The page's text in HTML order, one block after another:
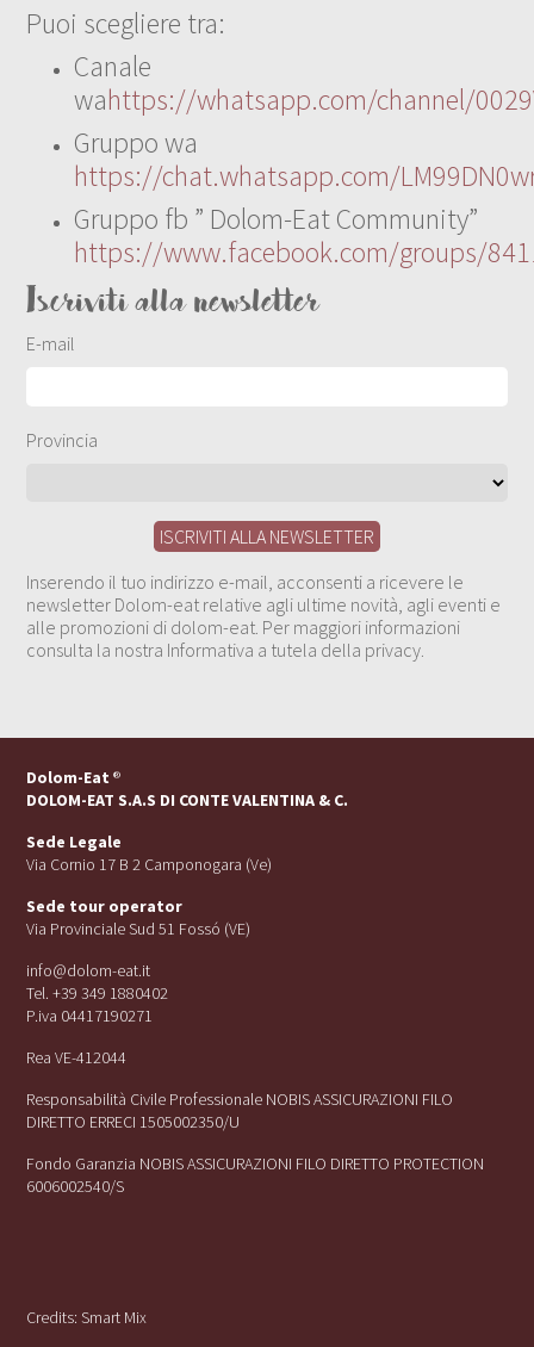
Puoi scegliere tra:
Canale
wahttps://whatsapp.com/channel/
Gruppo wa
https://chat.whatsapp.com/
Gruppo fb ” Dolom-Eat Community”
https://www.facebook.com/groups/
Iscriviti alla newsletter
E-mail
Provincia
Inserendo il tuo indirizzo e-mail, acconsenti a ricevere le
newsletter Dolom-eat relative agli ultime novità, agli eventi e
alle promozioni di dolom-eat. Per maggiori informazioni
consulta la nostra Informativa a tutela della privacy.
Dolom-Eat ®
DOLOM-EAT S.A.S DI CONTE VALENTINA & C.
Sede Legale
Via Cornio 17 B 2 Camponogara (Ve)
Sede tour operator
Via Provinciale Sud 51 Fossó (VE)
info@dolom-eat.it
Tel. +39 349 1880402
P.iva 04417190271
Rea VE-412044
Responsabilità Civile Professionale NOBIS ASSICURAZIONI FILO
DIRETTO ERRECI 1505002350/U
Fondo Garanzia NOBIS ASSICURAZIONI FILO DIRETTO PROTECTION
6006002540/S
Credits:Smart Mix